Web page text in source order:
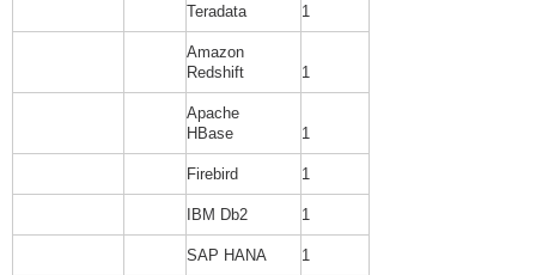
Teradata 1
Amazon
Redshift
1
Apache
HBase
1
Firebird 1
IBM Db2 1
SAP HANA 1